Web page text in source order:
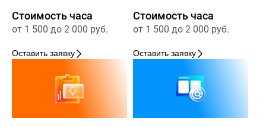
Стоимость часа
от 1 500 до 2 000 руб.
Оставить заявку
Стоимость часа
от 1 500 до 2 000 руб.
Оставить заявку